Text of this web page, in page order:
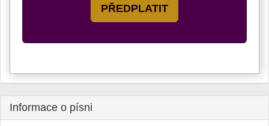
PŘEDPLATIT
Informace o písni